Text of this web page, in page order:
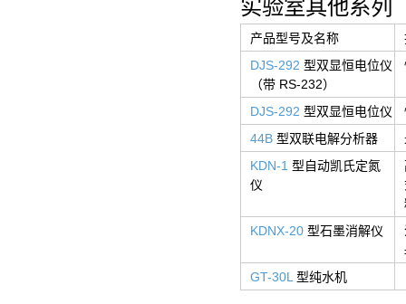
实验室其他系列
产品型号及名称
DJS-292 型双显恒电位仪
（带 RS-232）
DJS-292 型双显恒电位仪
44B 型双联电解分析器
KDN-1 型自动凯氏定氮
仪
KDNX-20 型石墨消解仪
GT-30L 型纯水机